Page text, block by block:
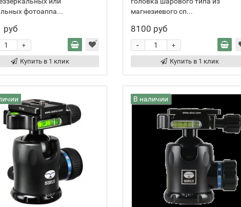
фотоаппа...
руб
+
Купить в 1 клик
магнезиевого сп...
8100 руб
+
-
Купить в 1 клик
В наличии